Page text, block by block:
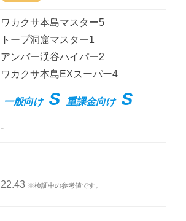
ワカクサ本島マスター5
トープ洞窟マスター1
アンバー渓谷ハイパー2
ワカクサ本島EXスーパー4
一般向け S 重課金向け S
-
22.43 ※検証中の参考値です。